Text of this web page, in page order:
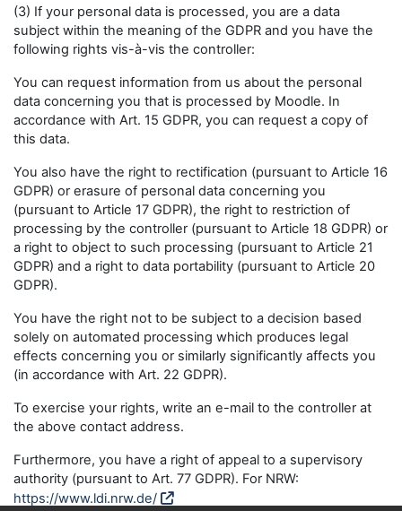
(3) If your personal data is processed, you are a data
subject within the meaning of the GDPR and you have the
following rights vis-à-vis the controller:
You can request information from us about the personal
data concerning you that is processed by Moodle. In
accordance with Art. 15 GDPR, you can request a copy of
this data.
You also have the right to rectification (pursuant to Article 16
GDPR) or erasure of personal data concerning you
(pursuant to Article 17 GDPR), the right to restriction of
processing by the controller (pursuant to Article 18 GDPR) or
a right to object to such processing (pursuant to Article 21
GDPR) and a right to data portability (pursuant to Article 20
GDPR).
You have the right not to be subject to a decision based
solely on automated processing which produces legal
effects concerning you or similarly significantly affects you
(in accordance with Art. 22 GDPR).
To exercise your rights, write an e-mail to the controller at
the above contact address.
Furthermore, you have a right of appeal to a supervisory
authority (pursuant to Art. 77 GDPR). For NRW:
https://www.ldi.nrw.de/